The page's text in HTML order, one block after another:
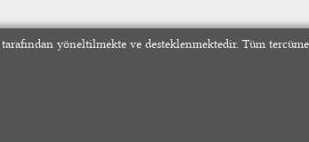
yöneltilmekte ve desteklenmektedir. Tüm